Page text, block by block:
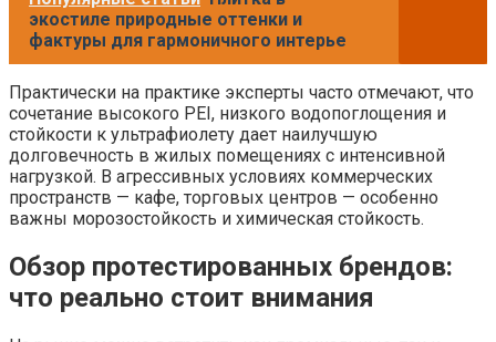
экостиле природные оттенки и
фактуры для гармоничного интерье
Практически на практике эксперты часто отмечают, что
сочетание высокого PEI, низкого водопоглощения и
стойкости к ультрафиолету дает наилучшую
долговечность в жилых помещениях с интенсивной
нагрузкой. В агрессивных условиях коммерческих
пространств — кафе, торговых центров — особенно
важны морозостойкость и химическая стойкость.
Обзор протестированных брендов:
что реально стоит внимания